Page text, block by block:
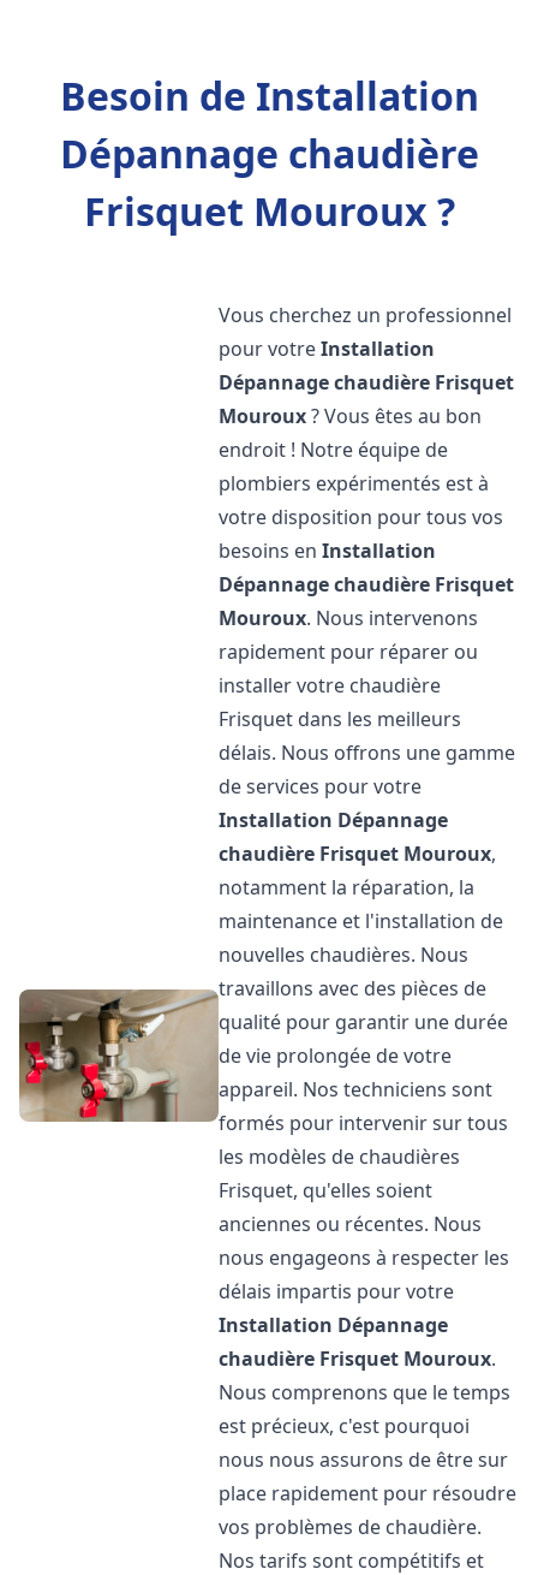
Besoin de Installation
Dépannage chaudière
Frisquet Mouroux ?
Vous cherchez un professionnel
pour votreInstallation
Dépannage chaudière Frisquet
Mouroux? Vous êtes au bon
endroit ! Notre équipe de
plombiers expérimentés est à
votre disposition pour tous vos
besoins enInstallation
Dépannage chaudière Frisquet
Mouroux. Nous intervenons
rapidement pour réparer ou
installer votre chaudière
Frisquet dans les meilleurs
délais. Nous offrons une gamme
de services pour votre
Installation Dépannage
chaudière Frisquet Mouroux,
notamment la réparation, la
maintenance et l'installation de
nouvelles chaudières. Nous
travaillons avec des pièces de
qualité pour garantir une durée
de vie prolongée de votre
appareil. Nos techniciens sont
formés pour intervenir sur tous
les modèles de chaudières
Frisquet, qu'elles soient
anciennes ou récentes. Nous
nous engageons à respecter les
délais impartis pour votre
Installation Dépannage
chaudière Frisquet Mouroux.
Nous comprenons que le temps
est précieux, c'est pourquoi
nous nous assurons de être sur
place rapidement pour résoudre
vos problèmes de chaudière.
Nos tarifs sont compétitifs et